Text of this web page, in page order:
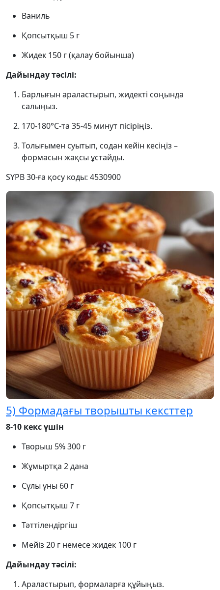
Ваниль
Қопсытқыш 5 г
Жидек 150 г (қалау бойынша)
Дайындау тәсілі:
Барлығын араластырып, жидекті соңында
салыңыз.
170-180°C-та 35-45 минут пісіріңіз.
Толығымен суытып, содан кейін кесіңіз –
формасын жақсы ұстайды.
SYPB 30-ға қосу коды: 4530900
5) Формадағы творышты кексттер
8-10 кекс үшін
Творыш 5% 300 г
Жұмыртқа 2 дана
Сұлы ұны 60 г
Қопсытқыш 7 г
Тәттілендіргіш
Мейіз 20 г немесе жидек 100 г
Дайындау тәсілі:
Араластырып, формаларға құйыңыз.